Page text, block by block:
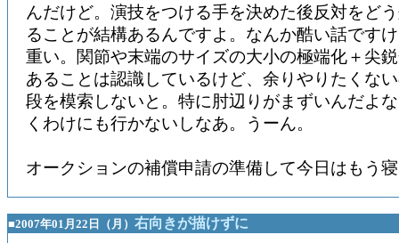
んだけど。演技をつける手を決めた後反対をど
ることが結構あるんですよ。なんか酷い話です
重い。関節や末端のサイズの大小の極端化＋尖
あることは認識しているけど、余りやりたくな
段を模索しないと。特に肘辺りがまずいんだよ
くわけにも行かないしなあ。うーん。
オークションの補償申請の準備して今日はもう
■2007年01月22日（月） 右向きが描けずに